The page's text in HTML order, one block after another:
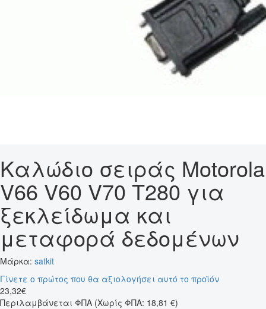
Καλώδιο σειράς Motorola
V66 V60 V70 T280 για
ξεκλείδωμα και
μεταφορά δεδομένων
Μάρκα: satkit
Γίνετε ο πρώτος που θα αξιολογήσει αυτό το προϊόν
23,32€
Περιλαμβάνεται ΦΠΑ (Χωρίς ΦΠΑ: 18,81 €)